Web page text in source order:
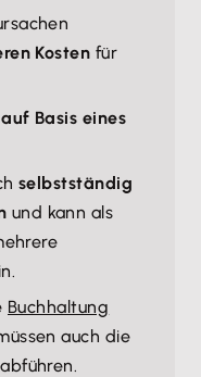
Kosten für
auf Basis eines
selbstständig
und kann als
Buchhaltung
auch die